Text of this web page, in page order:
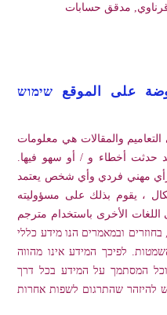
قرناوي, مدقق حسابات
على الموقع שימוש
والمقالات هي معلومات
أخطاء و / أو سهو فيها.
رأي مهني فردي وأي شخص يعتمد
، يقوم بذلك على مسؤوليته
الأخرى باستخدام مترجم
ובמאמרים הנו מידע כללי
לפיכך המידע אינו מהווה
המסתמך על המידע בכל דרך
להיזהר שהתרגום לשפות אחרות